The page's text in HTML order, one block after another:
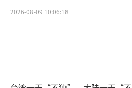
2026-08-09 10:06:18